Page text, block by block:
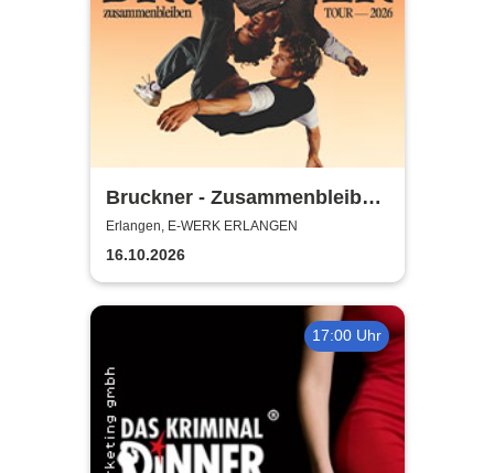
Bruckner - Zusammenbleiben
TOUR - 2026
Erlangen, E-WERK ERLANGEN
16.10.2026
17:00 Uhr